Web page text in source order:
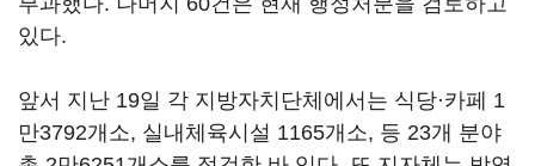
있다.
앞서 지난 19일 각 지방자치단체에서는 식당·카페 1
만3792개소, 실내체육시설 1165개소, 등 23개 분야